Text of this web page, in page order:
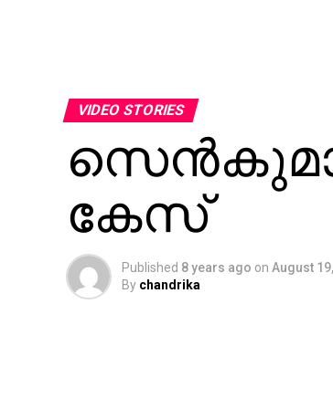
VIDEO STORIES
കേസ്
Published 8 years ago on August
By chandrika